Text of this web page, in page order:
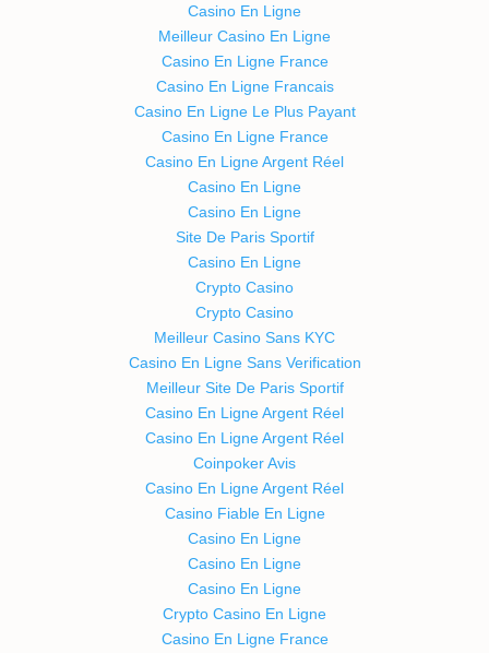
Casino En Ligne
Meilleur Casino En Ligne
Casino En Ligne France
Casino En Ligne Francais
Casino En Ligne Le Plus Payant
Casino En Ligne France
Casino En Ligne Argent Réel
Casino En Ligne
Casino En Ligne
Site De Paris Sportif
Casino En Ligne
Crypto Casino
Crypto Casino
Meilleur Casino Sans KYC
Casino En Ligne Sans Verification
Meilleur Site De Paris Sportif
Casino En Ligne Argent Réel
Casino En Ligne Argent Réel
Coinpoker Avis
Casino En Ligne Argent Réel
Casino Fiable En Ligne
Casino En Ligne
Casino En Ligne
Casino En Ligne
Crypto Casino En Ligne
Casino En Ligne France